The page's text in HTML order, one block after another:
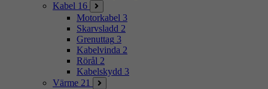
Kabel 16
Motorkabel 3
Skarvsladd 2
Grenuttag 3
Kabelvinda 2
Rörål 2
Kabelskydd 3
Värme 21